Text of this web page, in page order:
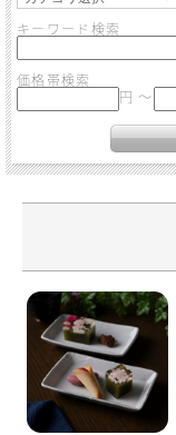
キーワード検索
価格帯検索
円 ～